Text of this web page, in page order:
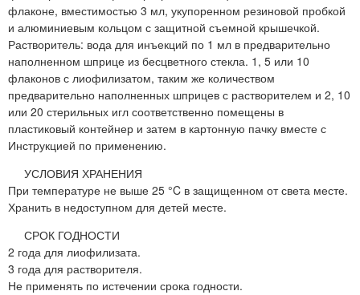
флаконе, вместимостью 3 мл, укупоренном резиновой пробкой
и алюминиевым кольцом с защитной съемной крышечкой.
Растворитель: вода для инъекций по 1 мл в предварительно
наполненном шприце из бесцветного стекла. 1, 5 или 10
флаконов с лиофилизатом, таким же количеством
предварительно наполненных шприцев с растворителем и 2, 10
или 20 стерильных игл соответственно помещены в
пластиковый контейнер и затем в картонную пачку вместе с
Инструкцией по применению.
УСЛОВИЯ ХРАНЕНИЯ
При температуре не выше 25 °C в защищенном от света месте.
Хранить в недоступном для детей месте.
СРОК ГОДНОСТИ
2 года для лиофилизата.
3 года для растворителя.
Не применять по истечении срока годности.